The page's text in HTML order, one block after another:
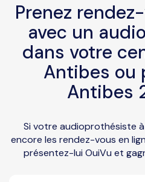
Prenez
avec un
dans votre
Antibes ou
Antibes
Si votre audioprothésiste
encore les rendez-vous en
présentez-lui OuiVu et